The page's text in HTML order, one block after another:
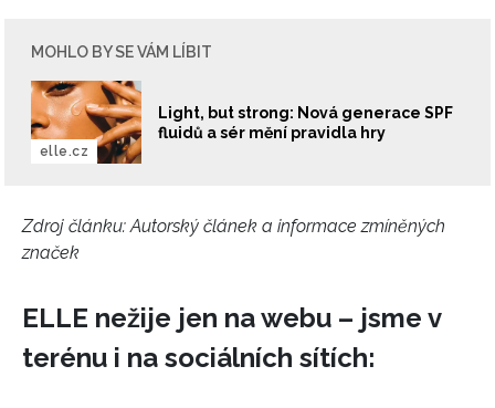
Chcete navíc dostávat i další zajímavé a exkluzivní
informace od našich partnerů? Pokud souhlasíte se
zpracováním údajů k tomuto účelu podle
soukromí BurdaMedia Extra s.r.o., zaškrtněte toto pole.
MOHLO BY SE VÁM LÍBIT
Light, but strong: Nová generace SPF
fluidů a sér mění pravidla hry
elle.cz
Zdroj článku:Autorský článek a informace zmíněných
značek
ELLE nežije jen na webu – jsme v
terénu i na sociálních sítích: